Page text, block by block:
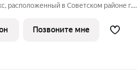
расположенный в Советском районе г.
планировками, которые
Позвоните мне